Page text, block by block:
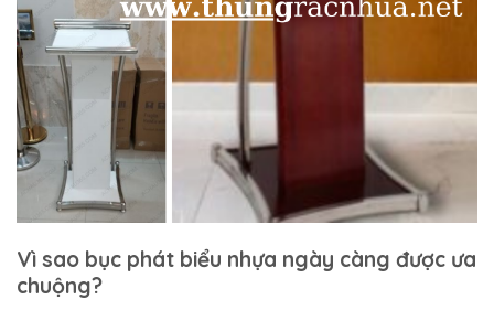
Vì sao bục phát biểu nhựa ngày càng được ưa
chuộng?